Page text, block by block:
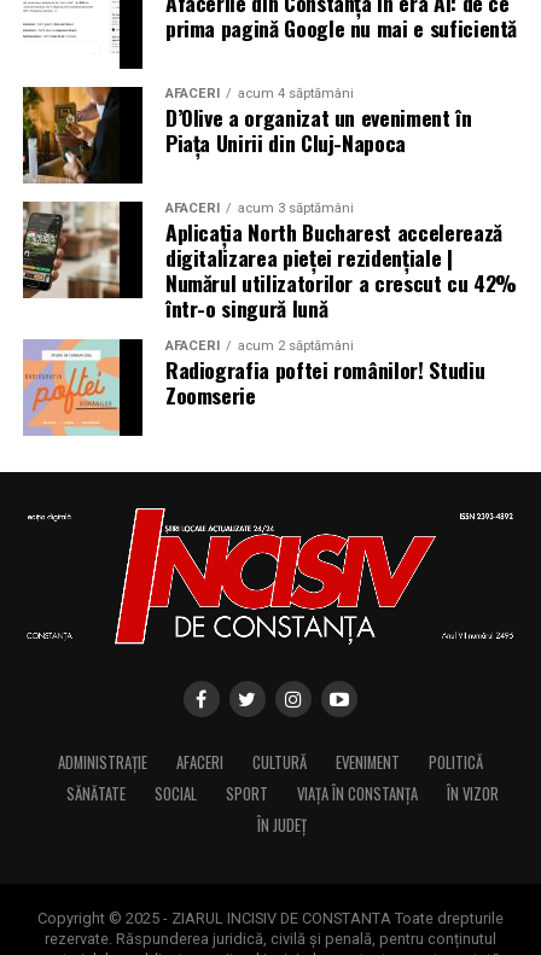
prima pagină Google nu mai e suficientă
AFACERI acum 4 săptămâni
D’Olive a organizat un eveniment în
Piața Unirii din Cluj-Napoca
AFACERI acum 3 săptămâni
Aplicația North Bucharest accelerează
digitalizarea pieței rezidențiale |
Numărul utilizatorilor a crescut cu 42%
într-o singură lună
AFACERI acum 2 săptămâni
Radiografia poftei românilor! Studiu
Zoomserie
ADMINISTRAȚIE AFACERI CULTURĂ EVENIMENT
POLITICĂ
SĂNĂTATE
SOCIAL SPORT VIAȚA ÎN CONSTANȚA
ÎN VIZOR
ÎN JUDEȚ
Copyright © 2025 - ZIARUL INCISIV DE CONSTANTA Toate drepturile
rezervate. Răspunderea juridică, civilă și penală, pentru conținutul